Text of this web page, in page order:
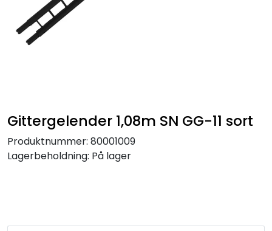
Gittergelender 1,08m SN GG-11 sort
Produktnummer: 80001009
Lagerbeholdning: På lager